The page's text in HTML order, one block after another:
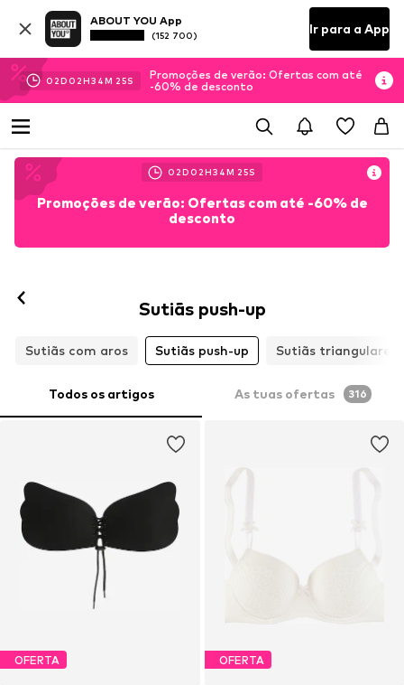
ABOUT YOU App
(152 700) Ir para a App
02D 02H34M 23S
Promoções de verão: Ofertas com até
-60% de desconto
02D 02H34M 23S
Promoções de verão: Ofertas com até -60% de
desconto
Sutiãs push-up
Sutiãs com aros Sutiãs push-up Sutiãs triangulares
Todos os artigos As tuas ofertas 316
OFERTA OFERTA